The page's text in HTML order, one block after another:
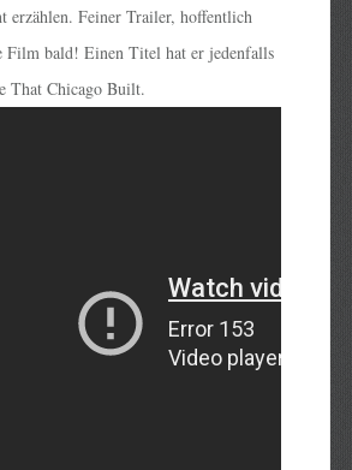
erzählen. Feiner Trailer, hoffentlich
Film bald! Einen Titel hat er jedenfalls
That Chicago Built.